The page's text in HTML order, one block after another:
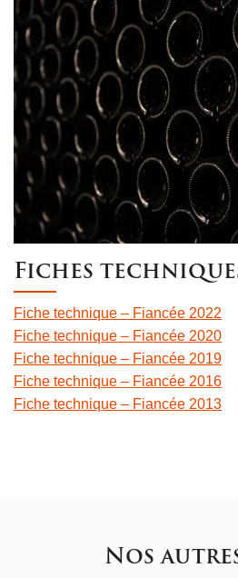
Fiches
Fiche technique – Fiancée 2022
Fiche technique – Fiancée 2020
Fiche technique – Fiancée 2019
Fiche technique – Fiancée 2016
Fiche technique – Fiancée 2013
Nos